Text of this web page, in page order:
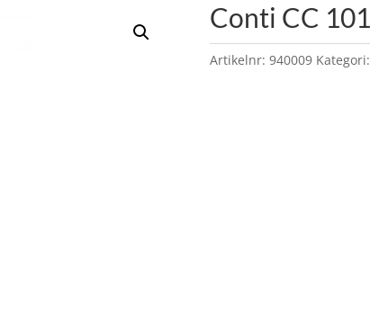
Conti CC 101
Artikelnr: 940009 Kategori: